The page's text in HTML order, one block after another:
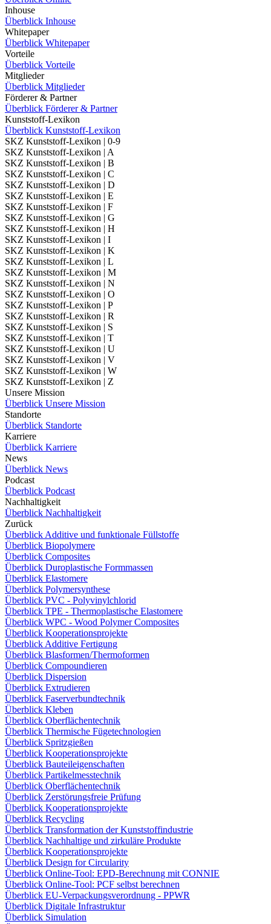
Inhouse
Überblick Inhouse
Whitepaper
Überblick Whitepaper
Vorteile
Überblick Vorteile
Mitglieder
Überblick Mitglieder
Förderer & Partner
Überblick Förderer & Partner
Kunststoff-Lexikon
Überblick Kunststoff-Lexikon
SKZ Kunststoff-Lexikon | 0-9
SKZ Kunststoff-Lexikon | A
SKZ Kunststoff-Lexikon | B
SKZ Kunststoff-Lexikon | C
SKZ Kunststoff-Lexikon | D
SKZ Kunststoff-Lexikon | E
SKZ Kunststoff-Lexikon | F
SKZ Kunststoff-Lexikon | G
SKZ Kunststoff-Lexikon | H
SKZ Kunststoff-Lexikon | I
SKZ Kunststoff-Lexikon | K
SKZ Kunststoff-Lexikon | L
SKZ Kunststoff-Lexikon | M
SKZ Kunststoff-Lexikon | N
SKZ Kunststoff-Lexikon | O
SKZ Kunststoff-Lexikon | P
SKZ Kunststoff-Lexikon | R
SKZ Kunststoff-Lexikon | S
SKZ Kunststoff-Lexikon | T
SKZ Kunststoff-Lexikon | U
SKZ Kunststoff-Lexikon | V
SKZ Kunststoff-Lexikon | W
SKZ Kunststoff-Lexikon | Z
Unsere Mission
Überblick Unsere Mission
Standorte
Überblick Standorte
Karriere
Überblick Karriere
News
Überblick News
Podcast
Überblick Podcast
Nachhaltigkeit
Überblick Nachhaltigkeit
Zurück
Überblick Additive und funktionale Füllstoffe
Überblick Biopolymere
Überblick Composites
Überblick Duroplastische Formmassen
Überblick Elastomere
Überblick Polymersynthese
Überblick PVC - Polyvinylchlorid
Überblick TPE - Thermoplastische Elastomere
Überblick WPC - Wood Polymer Composites
Überblick Kooperationsprojekte
Überblick Additive Fertigung
Überblick Blasformen/Thermoformen
Überblick Compoundieren
Überblick Dispersion
Überblick Extrudieren
Überblick Faserverbundtechnik
Überblick Kleben
Überblick Oberflächentechnik
Überblick Thermische Fügetechnologien
Überblick Spritzgießen
Überblick Kooperationsprojekte
Überblick Bauteileigenschaften
Überblick Partikelmesstechnik
Überblick Oberflächentechnik
Überblick Zerstörungsfreie Prüfung
Überblick Kooperationsprojekte
Überblick Recycling
Überblick Transformation der Kunststoffindustrie
Überblick Nachhaltige und zirkuläre Produkte
Überblick Kooperationsprojekte
Überblick Design for Circularity
Überblick Online-Tool: EPD-Berechnung mit CONNIE
Überblick Online-Tool: PCF selbst berechnen
Überblick EU-Verpackungsverordnung - PPWR
Überblick Digitale Infrastruktur
Überblick Simulation